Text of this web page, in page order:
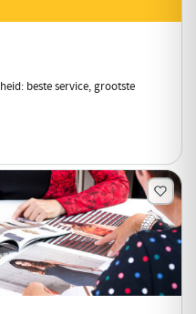
beste service, grootste